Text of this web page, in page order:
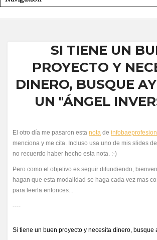
SI TIENE UN
PROYECTO Y
DINERO, BUSQUE
UN "ÁNGEL
El otro día me pasaron esta nota de
menciona y me cita. Incluso usa uno de mis slides
no recuerdo haber hecho esta nota. :-)
Pero como el objetivo es seguir difundiendo,
hagan que esta modalidad se haga cada vez mas
para leerla entonces...
----
Si tiene un buen proyecto y necesita dinero, busque